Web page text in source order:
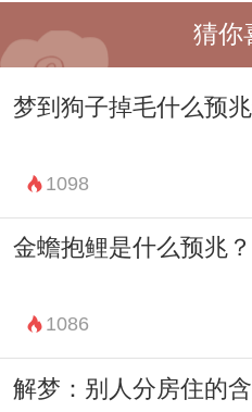
种潜意识的反映，是
要的信息。在解梦的
深入思考自己的内心
音，并努力寻找梦境
无论梦到多少蛇，都
相反，男人可以从梦
面对内心的渴望和挑
发展。
猜你
梦到狗子掉毛什么预
1098
金蟾抱鲤是什么预兆？
1086
解梦：别人分房住的